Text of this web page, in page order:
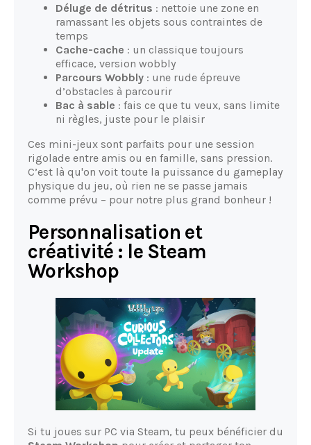
Déluge de détritus : nettoie une zone en
ramassant les objets sous contraintes de
temps
Cache-cache : un classique toujours
efficace, version wobbly
Parcours Wobbly : une rude épreuve
d’obstacles à parcourir
Bac à sable : fais ce que tu veux, sans limite
ni règles, juste pour le plaisir
Ces mini-jeux sont parfaits pour une session
rigolade entre amis ou en famille, sans pression.
C’est là qu'on voit toute la puissance du gameplay
physique du jeu, où rien ne se passe jamais
comme prévu – pour notre plus grand bonheur !
Personnalisation et
créativité : le Steam
Workshop
Si tu joues sur PC via Steam, tu peux bénéficier du